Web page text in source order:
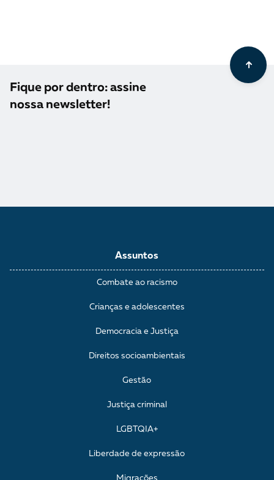
Fique por dentro: assine
nossa newsletter!
Assuntos
Combate ao racismo
Crianças e adolescentes
Democracia e Justiça
Direitos socioambientais
Gestão
Justiça criminal
LGBTQIA+
Liberdade de expressão